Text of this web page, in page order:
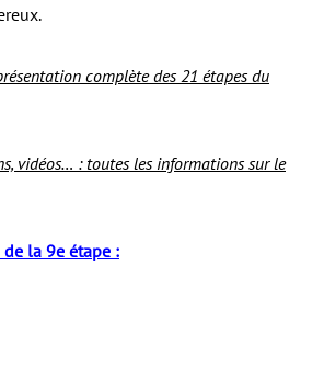
complète des 21 étapes du
vidéos… : toutes les informations sur le
la 9e étape :